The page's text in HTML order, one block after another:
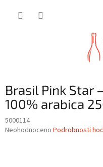
Brasil Pink Star
100% arabica
5000114
Průměrné
Neohodnoceno Podrobnosti